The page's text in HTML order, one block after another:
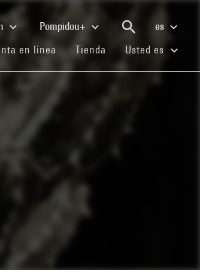
Pompidou+
es
en línea (current)
Tienda (current)
Usted es